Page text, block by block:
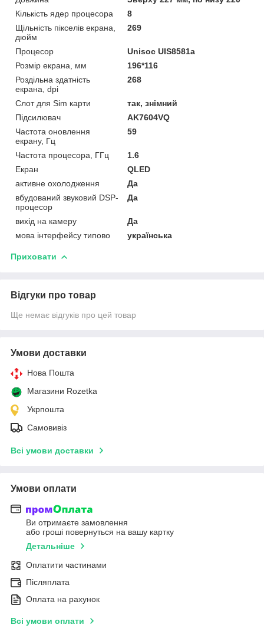
Кількість ядер процесора
8
Щільність пікселів екрана,
дюйм
269
Процесор
Unisoc UIS8581a
Розмір екрана, мм
196*116
Роздільна здатність
екрана, dpi
268
Слот для Sim карти
так, знімний
Підсилювач
AK7604VQ
Частота оновлення
екрану, Гц
59
Частота процесора, ГГц
1.6
Екран
QLED
активне охолодження
Да
вбудований звуковий DSP-
процесор
Да
вихід на камеру
Да
мова інтерфейсу типово
українська
Приховати
Відгуки про товар
Ще немає відгуків про цей товар
Умови доставки
Нова Пошта
Магазини Rozetka
Укрпошта
Самовивіз
Всі умови доставки
Умови оплати
Ви отримаєте замовлення
або гроші повернуться на вашу картку
Детальніше
Оплатити частинами
Післяплата
Оплата на рахунок
Всі умови оплати